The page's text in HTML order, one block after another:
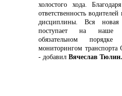
холостого хода.
ответственность
дисциплины. Вся новая
поступает на наше
обязательном
мониторингом транспорта
- добавил Вячеслав Тюлин.